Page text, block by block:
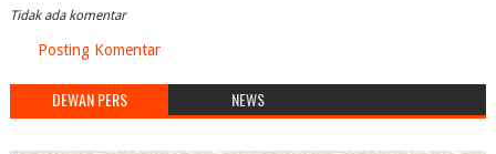
Tidak ada komentar
Posting Komentar
DEWAN PERS NEWS